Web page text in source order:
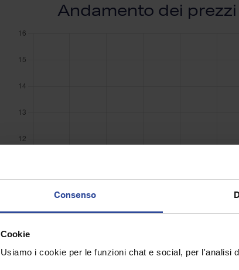
Consenso
Cookie
Usiamo i cookie per le funzioni chat e social, per l'analisi
Andamento dei